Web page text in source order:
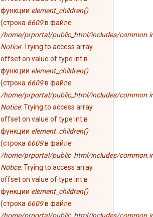
функции element_children()
(строка 6609в файле
/home/prportal/public_html/includes/
Notice: Trying to access array
offset on value of type int в
функции element_children()
(строка 6609в файле
/home/prportal/public_html/includes/
Notice: Trying to access array
offset on value of type int в
функции element_children()
(строка 6609в файле
/home/prportal/public_html/includes/
Notice: Trying to access array
offset on value of type int в
функции element_children()
(строка 6609в файле